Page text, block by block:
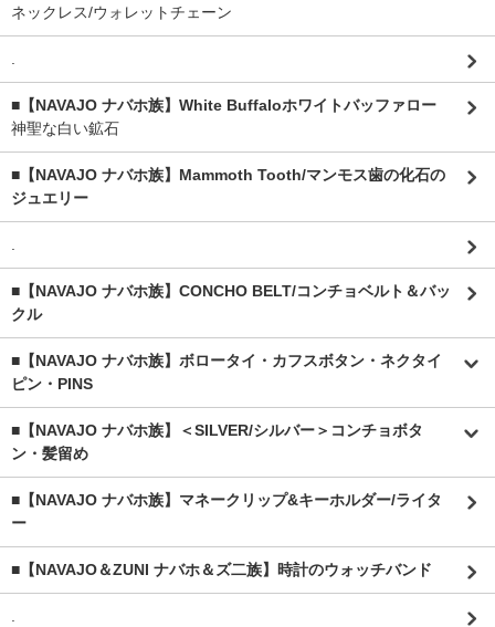
ネックレス/ウォレットチェーン
.
■【NAVAJO ナバホ族】White Buffaloホワイトバッファロー
神聖な白い鉱石
■【NAVAJO ナバホ族】Mammoth Tooth/マンモス歯の化石の
ジュエリー
.
■【NAVAJO ナバホ族】CONCHO BELT/コンチョベルト＆バッ
クル
■【NAVAJO ナバホ族】ボロータイ・カフスボタン・ネクタイ
ピン・PINS
■【NAVAJO ナバホ族】＜SILVER/シルバー＞コンチョボタ
ン・髪留め
■【NAVAJO ナバホ族】マネークリップ&キーホルダー/ライタ
ー
■【NAVAJO＆ZUNI ナバホ＆ズ二族】時計のウォッチバンド
.